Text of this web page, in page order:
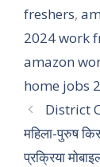
freshers,
2024 work
amazon
home jobs
District
महिला-पुरुष
प्रक्रिया